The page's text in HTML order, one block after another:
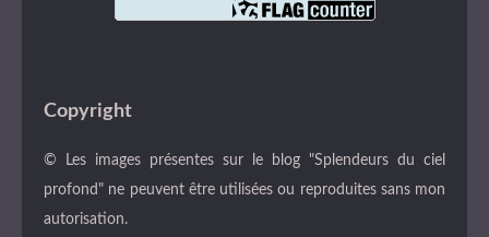
Copyright
© Les images présentes sur le blog "Splendeurs du ciel
profond" ne peuvent être utilisées ou reproduites sans mon
autorisation.